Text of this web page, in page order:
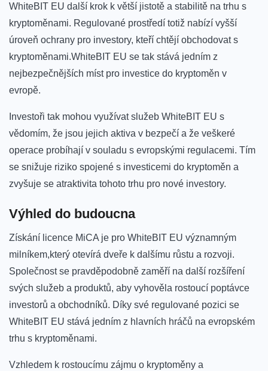
WhiteBIT EU​ další krok k větší ‌jistotě a stabilitě na⁢ trhu s
kryptoměnami. Regulované prostředí totiž nabízí vyšší
⁣úroveň ochrany​ pro investory, kteří chtějí ⁢obchodovat​ s
kryptoměnami.WhiteBIT ​EU se tak stává jedním z
nejbezpečnějších míst⁤ pro‌ investice do kryptoměn v​
evropě.
Investoři tak mohou využívat služeb ⁤WhiteBIT‍ EU s
vědomím, že jsou jejich aktiva v bezpečí⁣ a že veškeré
operace probíhají v souladu ​s evropskými regulacemi. Tím
se ‌snižuje riziko spojené s⁤ investicemi do kryptoměn a
zvyšuje se atraktivita tohoto trhu pro nové ⁣investory.
Výhled do​ budoucna
Získání licence MiCA je pro⁢ WhiteBIT ⁣EU významným
milníkem,který otevírá dveře k​ dalšímu růstu a rozvoji.
Společnost se pravděpodobně zaměří na další rozšíření
svých služeb a produktů, aby ​vyhověla​ rostoucí poptávce
investorů a obchodníků. Díky své ⁣regulované pozici‌ se
⁢WhiteBIT EU stává jedním z hlavních hráčů na evropském
trhu s kryptoměnami.
Vzhledem k rostoucímu zájmu o ​kryptoměny‍ a ​